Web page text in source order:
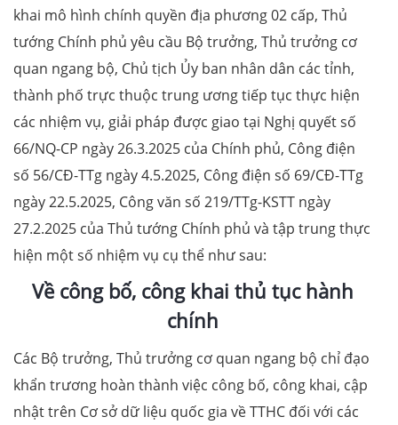
khai mô hình chính quyền địa phương 02 cấp, Thủ
tướng Chính phủ yêu cầu Bộ trưởng, Thủ trưởng cơ
quan ngang bộ, Chủ tịch Ủy ban nhân dân các tỉnh,
thành phố trực thuộc trung ương tiếp tục thực hiện
các nhiệm vụ, giải pháp được giao tại Nghị quyết số
66/NQ-CP ngày 26.3.2025 của Chính phủ, Công điện
số 56/CĐ-TTg ngày 4.5.2025, Công điện số 69/CĐ-TTg
ngày 22.5.2025, Công văn số 219/TTg-KSTT ngày
27.2.2025 của Thủ tướng Chính phủ và tập trung thực
hiện một số nhiệm vụ cụ thể như sau:
Về công bố, công khai thủ tục hành
chính
Các Bộ trưởng, Thủ trưởng cơ quan ngang bộ chỉ đạo
khẩn trương hoàn thành việc công bố, công khai, cập
nhật trên Cơ sở dữ liệu quốc gia về TTHC đối với các